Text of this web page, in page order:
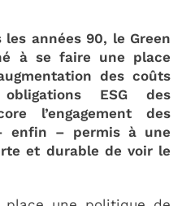
années 90, le Green
à se faire une place
des coûts
ESG des
l’engagement des
enfin – permis à une
et durable de voir le